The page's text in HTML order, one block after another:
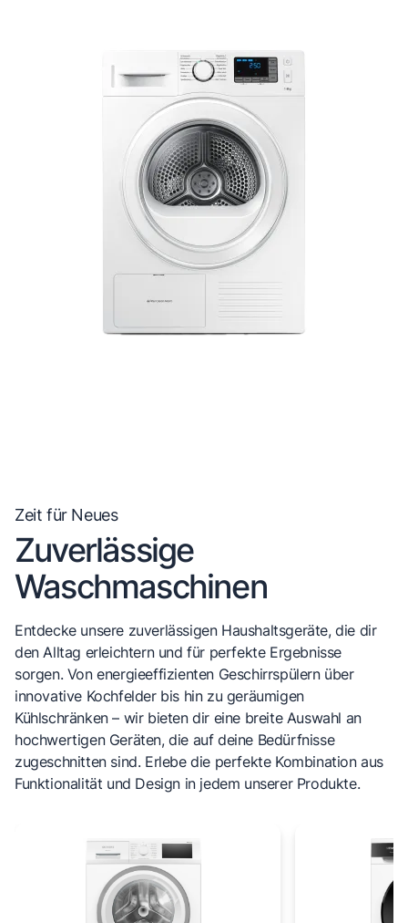
Zeit für Neues
Zuverlässige
Waschmaschinen
Entdecke unsere zuverlässigen Haushaltsgeräte, die dir
den Alltag erleichtern und für perfekte Ergebnisse
sorgen. Von energieeffizienten Geschirrspülern über
innovative Kochfelder bis hin zu geräumigen
Kühlschränken – wir bieten dir eine breite Auswahl an
hochwertigen Geräten, die auf deine Bedürfnisse
zugeschnitten sind. Erlebe die perfekte Kombination aus
Funktionalität und Design in jedem unserer Produkte.